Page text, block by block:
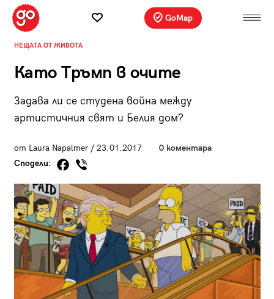
GoMap
НЕЩАТА ОТ ЖИВОТА
Като Тръмп в очите
Задава ли се студена война между
артистичния свят и Белия дом?
от Laura Napalmer / 23.01.2017
0 коментара
Сподели: